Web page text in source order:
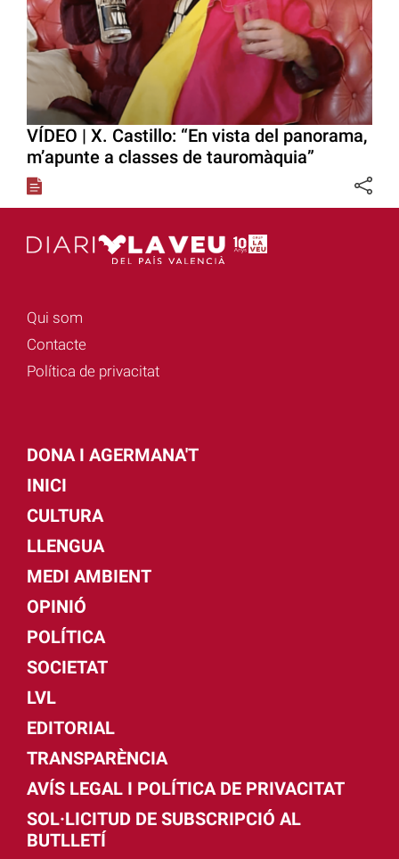
VÍDEO | X. Castillo: “En vista del panorama,
m’apunte a classes de tauromàquia”
Qui som
Contacte
Política de privacitat
DONA I AGERMANA'T
INICI
CULTURA
LLENGUA
MEDI AMBIENT
OPINIÓ
POLÍTICA
SOCIETAT
LVL
EDITORIAL
TRANSPARÈNCIA
AVÍS LEGAL I POLÍTICA DE PRIVACITAT
SOL·LICITUD DE SUBSCRIPCIÓ AL
BUTLLETÍ